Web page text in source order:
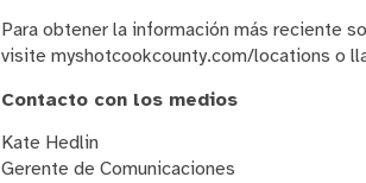
Para obtener la información más reciente
visite myshotcookcounty.com/locations o
Contacto con los medios
Kate Hedlin
Gerente de Comunicaciones